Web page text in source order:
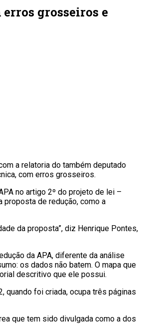
grosseiros e
a relatoria do também deputado
com erros grosseiros.
no artigo 2º do projeto de lei –
de redução, como a
da proposta”, diz Henrique Pontes,
da APA, diferente da análise
os dados não batem. O mapa que
descritivo que ele possui.
quando foi criada, ocupa três páginas
que tem sido divulgada como a dos